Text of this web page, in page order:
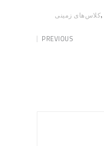
,کلاس‌های زمینی
PREVIOUS